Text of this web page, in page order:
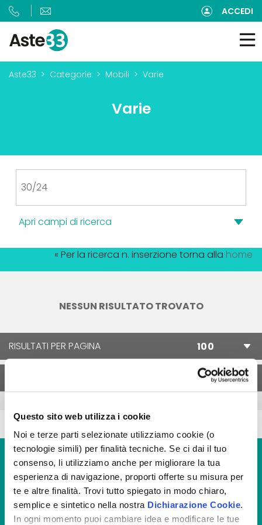
Questo sito web utilizza i cookie
Noi e terze parti selezionate utilizziamo cookie (o
tecnologie simili) per finalità tecniche. Se ci dai il tuo
consenso, li utilizziamo anche per migliorare la tua
esperienza di navigazione, proporti offerte su misura per
te e altre finalità. Trovi tutto spiegato in modo chiaro,
semplice e sintetico nella nostra Dichiarazione Cookie.
In ogni momento puoi cambiare idea e modificare le tue
ACCEDI
Aste33 Categorie Mobili Varie
Varie
Apri campi di ricerca
« Per la ricerca n. inserzione torna alla home
NESSUN RISULTATO TROVATO
RISULTATI PER PAGINA
Non perdere le prossime